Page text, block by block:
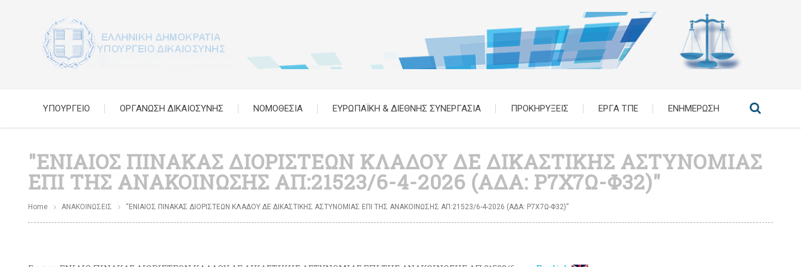
ΥΠΟΥΡΓΕΙΟ ΟΡΓΑΝΩΣΗ ΔΙΚΑΙΟΣΥΝΗΣ ΝΟΜΟΘΕΣΙΑ ΕΥΡΩΠΑΪΚΗ & ΔΙΕΘΝΗΣ ΣΥΝΕΡΓΑΣΙΑ ΠΡΟΚΗΡΥΞΕΙΣ ΕΡΓΑ ΤΠΕ ΕΝΗΜΕΡΩΣΗ
"ΕΝΙΑΙΟΣ ΠΙΝΑΚΑΣ ΔΙΟΡΙΣΤΕΩΝ ΚΛΑΔΟΥ ΔΕ ΔΙΚΑΣΤΙΚΗΣ ΑΣΤΥΝΟΜΙΑΣ
ΕΠΙ ΤΗΣ ΑΝΑΚΟΙΝΩΣΗΣ ΑΠ:21523/6-4-2026 (ΑΔΑ: Ρ7Χ7Ω-Φ32)"
Home ΑΝΑΚΟΙΝΩΣΕΙΣ “ΕΝΙΑΙΟΣ ΠΙΝΑΚΑΣ ΔΙΟΡΙΣΤΕΩΝ ΚΛΑΔΟΥ ΔΕ ΔΙΚΑΣΤΙΚΗΣ ΑΣΤΥΝΟΜΙΑΣ ΕΠΙ ΤΗΣ ΑΝΑΚΟΙΝΩΣΗΣ ΑΠ:21523/6-4-2026 (ΑΔΑ: Ρ7Χ7Ω-Φ32)”